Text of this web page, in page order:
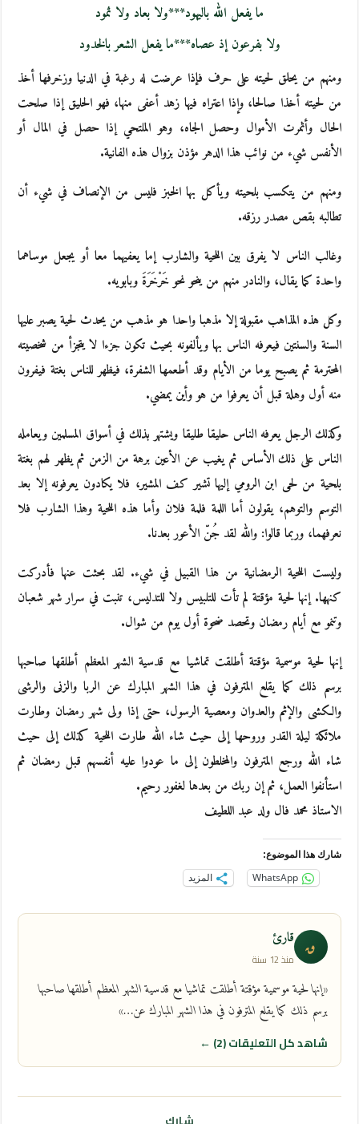
ما يفعل الله باليهود***ولا بعاد ولا ثمود
ولا بفرعون إذ عصاه***ما يفعل الشعر بالخدود
ومنهم من يحلق لحيته على حرف فإذا عرضت له رغبة في الدنيا وزخرفها أخذ
من لحيته أخذا صالحا، وإذا اعتراه فيها زهد أعفى منها، فهو الحليق إذا صلحت
الحال وأثمرت الأموال وحصل الجاه، وهو الملتحي إذا حصل في المال أو
الأنفس شيء من نوائب هذا الدهر مؤذن بزوال هذه الفانية.
ومنهم من يتكسب بلحيته ويأكل بها الخبز فليس من الإنصاف في شيء أن
تطالبه بقص مصدر رزقه.
وغالب الناس لا يفرق بين اللحية والشارب إما يعفيهما معا أو يجعل موساهما
واحدة كما يقال، والنادر منهم من ينحو نحو خَرْخَرَةَ وبابويه.
وكل هذه المذاهب مقبولة إلا مذهبا واحدا هو مذهب من يحدث لحية يصبر عليها
السنة والسنتين فيعرفه الناس بها ويألفونه بحيث تكون جزءا لا يتجزأ من شخصيته
المحترمة ثم يصبح يوما من الأيام وقد أطعمها الشفرة، فيظهر للناس بغتة فيفرون
منه أول وهلة قبل أن يعرفوا من هو وأين يمضي.
وكذلك الرجل يعرفه الناس حليقا طليقا ويشتهر بذلك في أسواق المسلمين ويعامله
الناس على ذلك الأساس ثم يغيب عن الأعين برهة من الزمن ثم يظهر لهم بغتة
بلحية من لحى ابن الرومي إليها تشير كف المشير، فلا يكادون يعرفونه إلا بعد
التوسم والتوهم، يقولون أما اللمة فلمة فلان وأما هذه اللحية وهذا الشارب فلا
نعرفهما، وربما قالوا: والله لقد جُنّ الأعور بعدنا.
وليست اللحية الرمضانية من هذا القبيل في شيء. لقد بحثت عنها فأدركت
كنهها. إنها لحية مؤقتة لم تأت للتلبيس ولا للتدليس، تنبت في سرار شهر شعبان
وتنمو مع أيام رمضان وتحصد ضحوة أول يوم من شوال.
إنها لحية موسمية مؤقتة أطلقت تماشيا مع قدسية الشهر المعظم أطلقها صاحبها
برسم ذلك كما يقلع المترفون في هذا الشهر المبارك عن الربا والزنى والرشى
والكشى والإثم والعدوان ومعصية الرسول، حتى إذا ولى شهر رمضان وطارت
ملائكة ليلة القدر وروحها إلى حيث شاء الله طارت اللحية كذلك إلى حيث
شاء الله ورجع المترفون والمخلطون إلى ما عودوا عليه أنفسهم قبل رمضان ثم
استأنفوا العمل، ثم إن ربك من بعدها لغفور رحيم.
الاستاذ محمد فال ولد عبد اللطيف
شارك هذا الموضوع:
WhatsApp المزيد
ق قارئ
منذ 12 سنة
«إنها لحية موسمية مؤقتة أطلقت تماشيا مع قدسية الشهر المعظم أطلقها صاحبها
برسم ذلك كما يقلع المترفون في هذا الشهر المبارك عن…»
شاهد كل التعليقات (2) ←